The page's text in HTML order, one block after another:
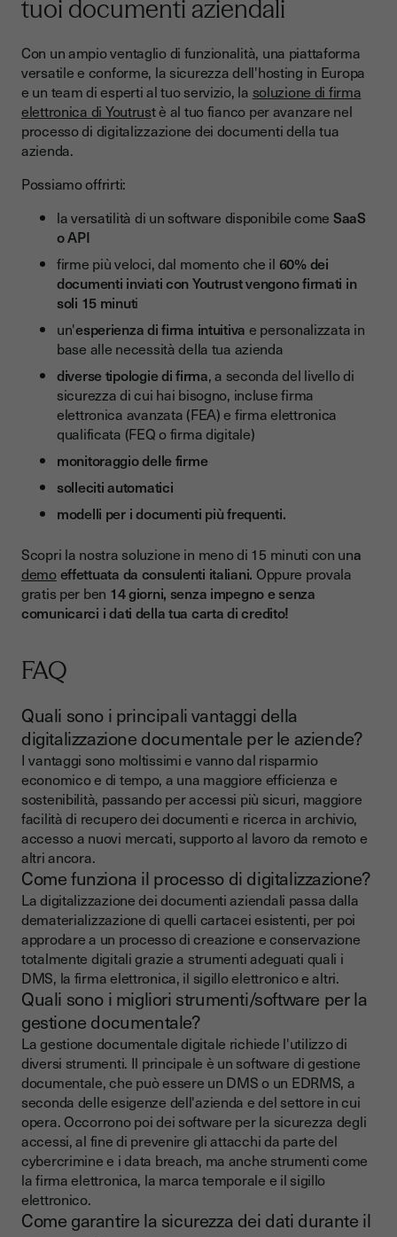
tuoi documenti aziendali
Con un ampio ventaglio di funzionalità, una piattaforma
versatile e conforme, la sicurezza dell'hosting in Europa
e un team di esperti al tuo servizio, la soluzione di firma
elettronica di Youtrust è al tuo fianco per avanzare nel
processo di digitalizzazione dei documenti della tua
azienda.
Possiamo offrirti:
la versatilità di un software disponibile come SaaS
o API
firme più veloci, dal momento che il 60% dei
documenti inviati con Youtrust vengono firmati in
soli 15 minuti
un'esperienza di firma intuitiva e personalizzata in
base alle necessità della tua azienda
diverse tipologie di firma, a seconda del livello di
sicurezza di cui hai bisogno, incluse firma
elettronica avanzata (FEA) e firma elettronica
qualificata (FEQ o firma digitale)
monitoraggio delle firme
solleciti automatici
modelli per i documenti più frequenti.
Scopri la nostra soluzione in meno di 15 minuti con una
demoeffettuata da consulenti italiani. Oppure provala
gratis per ben 14 giorni, senza impegno e senza
comunicarci i dati della tua carta di credito!
FAQ
Quali sono i principali vantaggi della
digitalizzazione documentale per le aziende?
I vantaggi sono moltissimi e vanno dal risparmio
economico e di tempo, a una maggiore efficienza e
sostenibilità, passando per accessi più sicuri, maggiore
facilità di recupero dei documenti e ricerca in archivio,
accesso a nuovi mercati, supporto al lavoro da remoto e
altri ancora.
Come funziona il processo di digitalizzazione?
La digitalizzazione dei documenti aziendali passa dalla
dematerializzazione di quelli cartacei esistenti, per poi
approdare a un processo di creazione e conservazione
totalmente digitali grazie a strumenti adeguati quali i
DMS, la firma elettronica, il sigillo elettronico e altri.
Quali sono i migliori strumenti/software per la
gestione documentale?
La gestione documentale digitale richiede l'utilizzo di
diversi strumenti. Il principale è un software di gestione
documentale, che può essere un DMS o un EDRMS, a
seconda delle esigenze dell'azienda e del settore in cui
opera. Occorrono poi dei software per la sicurezza degli
accessi, al fine di prevenire gli attacchi da parte del
cybercrimine e i data breach, ma anche strumenti come
la firma elettronica, la marca temporale e il sigillo
elettronico.
Come garantire la sicurezza dei dati durante il